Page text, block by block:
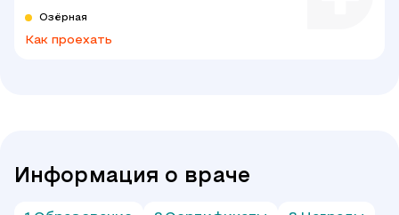
Озёрная
Как проехать
Информация о враче